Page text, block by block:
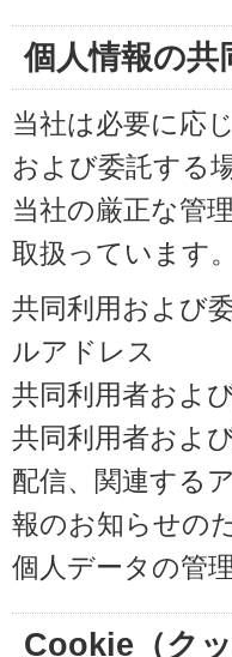
個人情報の共
当社は必要に応
および委託する
当社の厳正な管
取扱っています。
共同利用および
ルアドレス
共同利用者およ
共同利用者およ
配信、関連する
報のお知らせの
個人データの管
Cookie（ク